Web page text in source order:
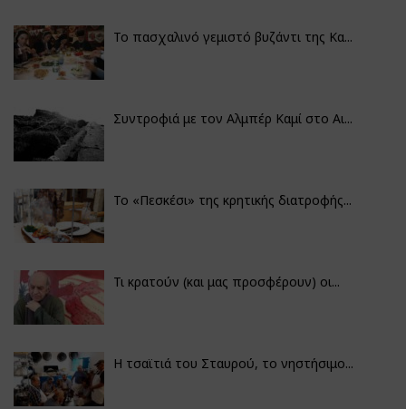
Το πασχαλινό γεμιστό βυζάντι της Κα...
Συντροφιά με τον Αλμπέρ Καμί στο Αι...
Το «Πεσκέσι» της κρητικής διατροφής...
Τι κρατούν (και μας προσφέρουν) οι...
Η τσαϊτιά του Σταυρού, το νηστήσιμο...